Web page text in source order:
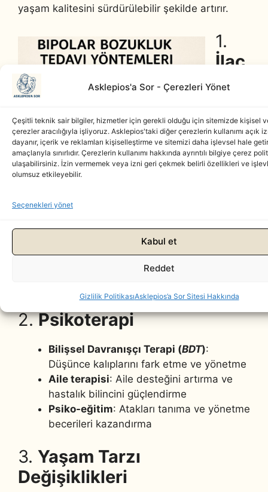
Asklepios'a Sor - Çerezleri Yönet
Çeşitli teknik sair bilgiler, hizmetler için gerekli olduğu için sitemizde kişisel
çerezler aracılığıyla işliyoruz. Asklepios'taki diğer çerezlerin kullanımı açık
dayanır, içerik ve reklamları kişiselleştirme ve sitemizi daha işlevsel hale
amaçlarıyla sınırlıdır. Çerezlerin kullanımı hakkında ayrıntılı bilgiye çerez
ulaşabilirsiniz. İzin vermemek veya izni geri çekmek belirli özellikleri ve
olumsuz etkileyebilir.
Seçenekleri yönet
Kabul et
Reddet
Gizlilik PolitikasıAsklepios’a Sor Sitesi Hakkında
yaşam kalitesini sürdürülebilir şekilde artırır.
1.
İlaç
Ted
i
Duygu
durum
(örneğin: lityum, valproat)
Antipsikotik ilaçlar(manik epizotları
kontrol etmek için)
(genellikle dikkatle
2.Psikoterapi
Bilişsel Davranışçı Terapi (BDT):
Düşünce kalıplarını fark etme ve yönetme
Aile terapisi: Aile desteğini artırma ve
hastalık bilincini güçlendirme
Psiko-eğitim: Atakları tanıma ve yönetme
becerileri kazandırma
3. Yaşam Tarzı
Değişiklikleri